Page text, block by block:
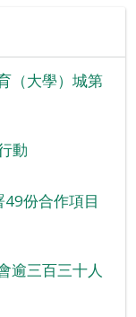
（大學）城第
動
份合作項目
逾三百三十人